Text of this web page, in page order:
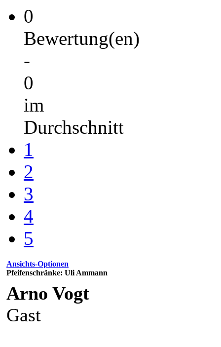
0
Bewertung(en)
-
0
im
Durchschnitt
1
2
3
4
5
Ansichts-Optionen
Pfeifenschränke: Uli Ammann
Arno Vogt
Gast